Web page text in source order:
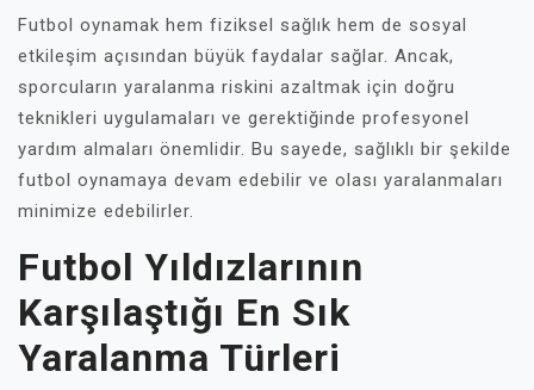
Futbol oynamak hem fiziksel sağlık hem de sosyal
etkileşim açısından büyük faydalar sağlar. Ancak,
sporcuların yaralanma riskini azaltmak için doğru
teknikleri uygulamaları ve gerektiğinde profesyonel
yardım almaları önemlidir. Bu sayede, sağlıklı bir şekilde
futbol oynamaya devam edebilir ve olası yaralanmaları
minimize edebilirler.
Futbol Yıldızlarının
Karşılaştığı En Sık
Yaralanma Türleri